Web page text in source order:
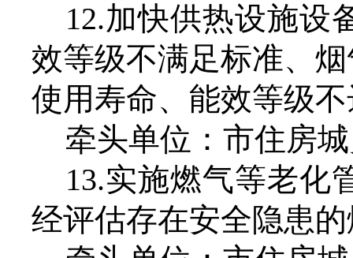
12.加快供热设施设
效等级不满足标准、
使用寿命、能效等级
牵头单位：市住房
13.实施燃气等老化
经评估存在安全隐患